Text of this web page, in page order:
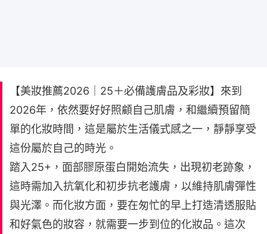
【美妝推薦2026｜25＋必備護膚品及彩妝】來到
2026年，依然要好好照顧自己肌膚，和繼續預留簡
單的化妝時間，這是屬於生活儀式感之一，靜靜享受
這份屬於自己的時光。
踏入25+，面部膠原蛋白開始流失，出現初老跡象，
這時需加入抗氧化和初步抗老護膚，以維持肌膚彈性
與光澤。而化妝方面，要在匆忙的早上打造清透服貼
和好氣色的妝容，就需要一步到位的化妝品。這次